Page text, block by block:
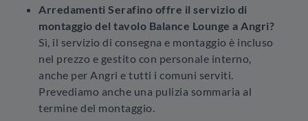
Arredamenti Serafino offre il servizio di
montaggio del tavolo Balance Lounge a Angri?
Sì, il servizio di consegna e montaggio è incluso
nel prezzo e gestito con personale interno,
anche per Angri e tutti i comuni serviti.
Prevediamo anche una pulizia sommaria al
termine del montaggio.